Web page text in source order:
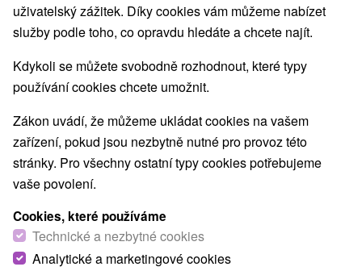
Vyberte lokalitu nebo termín
Nejprodávanější
1.
uživatelský zážitek. Díky cookies vám můžeme nabízet
služby podle toho, co opravdu hledáte a chcete najít.
Kdykoli se můžete svobodně rozhodnout, které typy
používání cookies chcete umožnit.
Zákon uvádí, že můžeme ukládat cookies na vašem
zařízení, pokud jsou nezbytně nutné pro provoz této
stránky. Pro všechny ostatní typy cookies potřebujeme
vaše povolení.
Cookies, které používáme
Technické a nezbytné cookies
Analytické a marketingové cookies